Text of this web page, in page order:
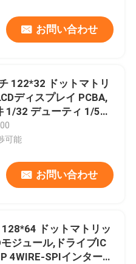
お問い合わせ
122*32 ドットマトリ
ディスプレイ PCBA,
1/32 デューティ 1/5バ
可能
お問い合わせ
ドットマトリッ
モジュール,ドライブIC
4WIRE-SPIインターフ